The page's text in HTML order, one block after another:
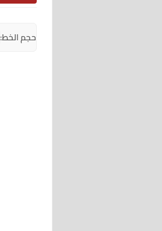
حجم الخط: